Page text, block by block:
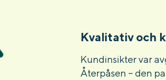
Kvalitativ och
Kundinsikter var
Återpåsen – den